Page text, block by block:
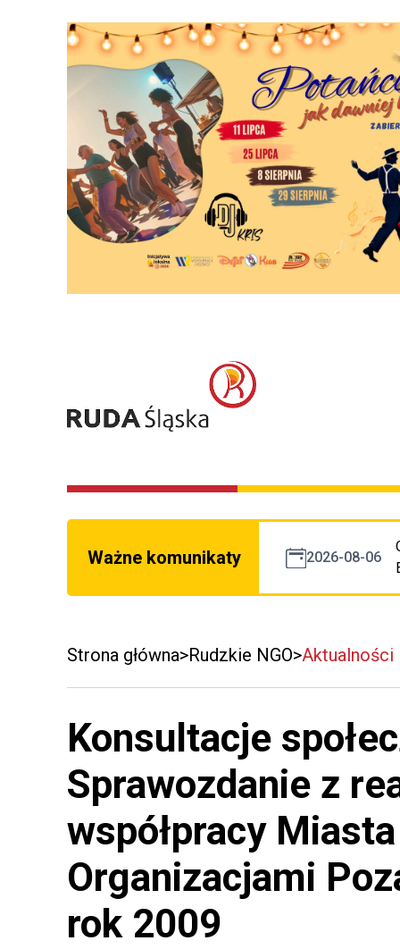
Ważne komunikaty 2026-08-06
Strona główna Rudzkie NGO Aktualności
Konsultacje
Sprawozdanie z
współpracy
Organizacjami
rok 2009